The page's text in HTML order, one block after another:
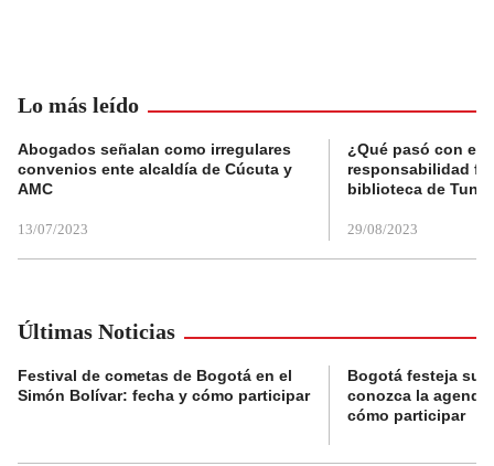
Lo más leído
Abogados señalan como irregulares
convenios ente alcaldía de Cúcuta y
AMC
13/07/2023
¿Qué pasó con el
responsabilidad
biblioteca de
29/08/2023
Últimas Noticias
Festival de cometas de Bogotá en el
Simón Bolívar: fecha y cómo participar
Bogotá festeja su
conozca la
cómo participar